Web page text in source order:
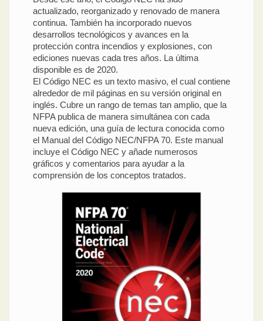
actualizado, reorganizado y renovado de manera
continua. También ha incorporado nuevos
desarrollos tecnológicos y avances en la
protección contra incendios y explosiones, con
ediciones nuevas cada tres años. La última
disponible es de 2020.
El Código NEC es un texto masivo, el cual contiene
alrededor de mil páginas en su versión original en
inglés. Cubre un rango de temas tan amplio, que la
NFPA publica de manera simultánea con cada
nueva edición, una guía de lectura conocida como
el Manual del Código NEC/NFPA 70. Este manual
incluye el Código NEC y añade numerosos
gráficos y comentarios para ayudar a la
comprensión de los conceptos tratados.